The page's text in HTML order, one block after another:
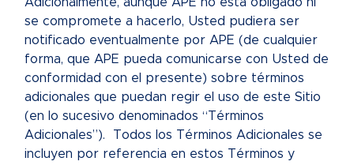
se compromete a hacerlo, Usted pudiera ser
notificado eventualmente por APE (de cualquier
forma, que APE pueda comunicarse con Usted de
conformidad con el presente) sobre términos
adicionales que puedan regir el uso de este Sitio
(en lo sucesivo denominados “Términos
Adicionales”). Todos los Términos Adicionales se
incluyen por referencia en estos Términos y